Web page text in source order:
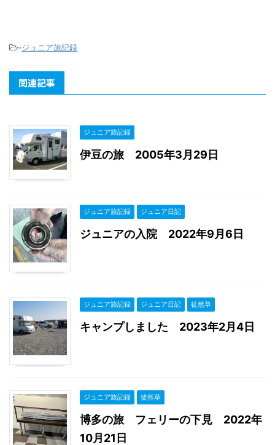
-ジュニア旅記録
関連記事
ジュニア旅記録
伊豆の旅 2005年3月29日
ジュニア旅記録 ジュニア日記
ジュニアの入院 2022年9月6日
ジュニア旅記録 ジュニア日記 徒然草
キャンプしました 2023年2月4日
ジュニア旅記録 徒然草
博多の旅 フェリーの下見 2022年
10月21日